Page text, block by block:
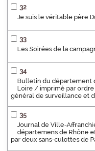
32
Je suis le véritable père
33
Les Soirées de la
34
Bulletin du département
Loire / imprimé par
général de surveillance et
35
Journal de Ville-
départemens de Rhône
par deux sans-culottes de